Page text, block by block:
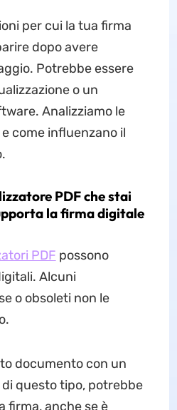
per cui la tua firma
dopo avere
Potrebbe essere
o un
Analizziamo le
come influenzano il
PDF che stai
la firma digitale
PDF possono
Alcuni
o obsoleti non le
documento con un
questo tipo, potrebbe
firma, anche se è